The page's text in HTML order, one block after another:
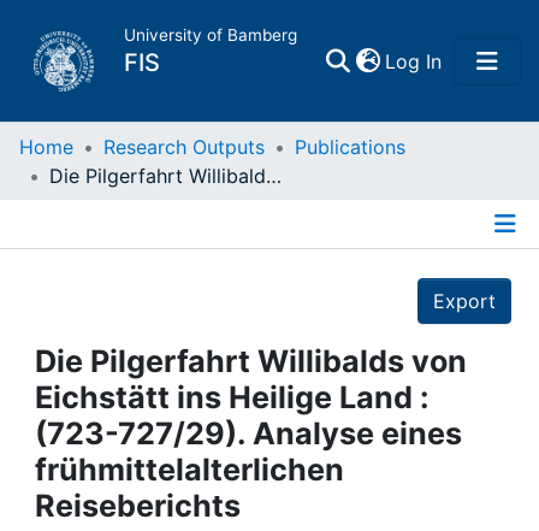
University of Bamberg
FIS Log In(current)
Home
Projects
People
Institutions
Home Research Outputs
Publications
Die Pilgerfahrt Willibalds von Eichstätt ins Heilige Land : (723-727/29). Analyse eines frühmittelalterlichen Reiseberichts
Export
Die Pilgerfahrt Willibalds von
Eichstätt ins Heilige Land :
(723-727/29). Analyse eines
frühmittelalterlichen
Reiseberichts